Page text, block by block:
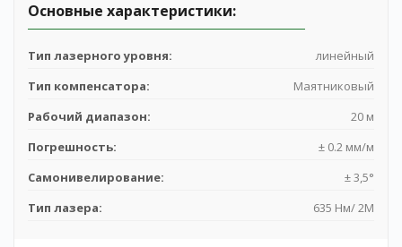
Создание заявки на аренду прибора:
Документы необходимы для взятия
прибора в аренду
Основные характеристики:
Тип лазерного уровня:
линейный
Тип компенсатора:
Маятниковый
Рабочий диапазон:
20 м
Погрешность:
± 0.2 мм/м
Самонивелирование:
± 3,5°
Тип лазера:
635 Нм/ 2М